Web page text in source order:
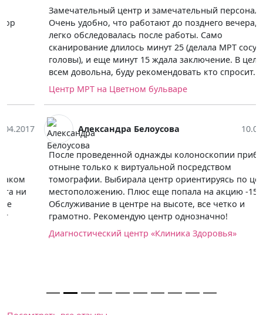
Замечательный центр и замечательный персонал.
Очень удобно, что работают до позднего вечера,
легко обследовалась после работы. Само
сканирование длилось минут 25 (делала МРТ сосудов
головы), и еще минут 15 ждала заключение. В целом
всем довольна, буду рекомендовать кто спросит.
Центр МРТ на Цветном бульваре
Александра Белоусова 10.04.2017
После проведенной однажды колоноскопии прибегаю
отныне только к виртуальной посредством
томографии. Выбирала центр ориентируясь по цене и
местоположению. Плюс еще попала на акцию -15%.
Обслуживание в центре на высоте, все четко и
грамотно. Рекомендую центр однозначно!
Диагностический центр «Клиника Здоровья»